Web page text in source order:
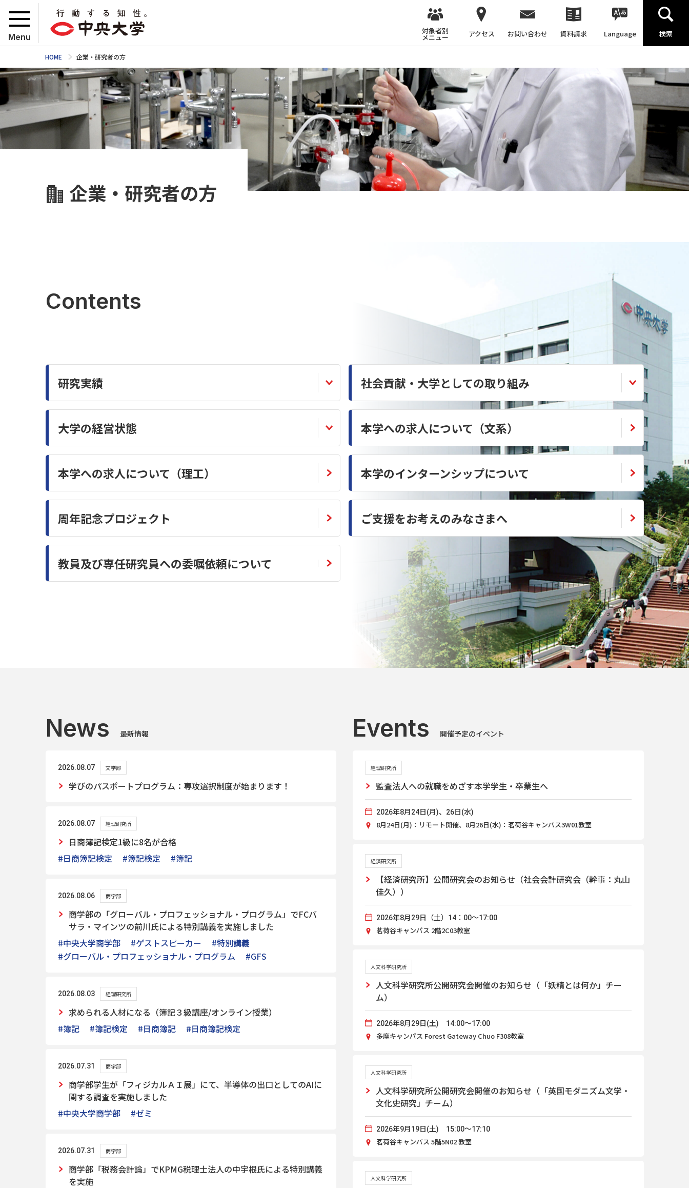
Menu
対象者別
メニュー アクセス お問い合わせ 資料請求 Language 検索
HOME 企業・研究者の方
企業・研究者の方
Contents
研究実績 社会貢献・大学としての取り組み
大学の経営状態 本学への求人について（文系）
本学への求人について（理工） 本学のインターンシップについて
周年記念プロジェクト ご支援をお考えのみなさまへ
教員及び専任研究員への委嘱依頼について
News 最新情報
2026.08.07 文学部
学びのパスポートプログラム：専攻選択制度が始まります！
2026.08.07 経理研究所
日商簿記検定1級に8名が合格
#日商簿記検定
#簿記検定 #簿記
2026.08.06 商学部
商学部の「グローバル・プロフェッショナル・プログラム」でFCバ
サラ・マインツの前川氏による特別講義を実施しました
#中央大学商学部
#ゲストスピーカー
#特別講義
#グローバル・プロフェッショナル・プログラム
#GFS
2026.08.03 経理研究所
求められる人材になる（簿記３級講座/オンライン授業）
#簿記
#簿記検定 #日商簿記 #日商簿記検定
2026.07.31 商学部
商学部学生が「フィジカルＡＩ展」にて、半導体の出口としてのAIに
関する調査を実施しました
#中央大学商学部
#ゼミ
2026.07.31 商学部
商学部「税務会計論」でKPMG税理士法人の中宇根氏による特別講義
を実施
Events 開催予定のイベント
経理研究所
監査法人への就職をめざす本学学生・卒業生へ
2026年8月24日(月)、26日(水)
8月24日(月)：リモート開催、8月26日(水)：茗荷谷キャンパス3W01教室
経済研究所
【経済研究所】公開研究会のお知らせ（社会会計研究会（幹事：丸山
佳久））
2026年8月29日（土）14：00～17:00
茗荷谷キャンパス 2階2C03教室
人文科学研究所
人文科学研究所公開研究会開催のお知らせ（「妖精とは何か」チー
ム）
2026年8月29日(土) 14:00～17:00
多摩キャンパス Forest Gateway Chuo F308教室
人文科学研究所
人文科学研究所公開研究会開催のお知らせ（「英国モダニズム文学・
文化史研究」チーム）
2026年9月19日(土) 15:00～17:10
茗荷谷キャンパス 5階5N02 教室
人文科学研究所